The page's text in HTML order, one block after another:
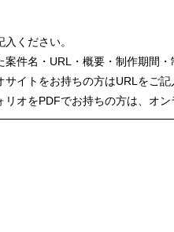
ください。
案件名・URL・概要・制作期間
サイトをお持ちの方はURLをご
リオをPDFでお持ちの方は、オ